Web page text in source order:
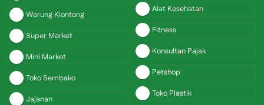
Warung Klontong
Super Market
Mini Market
Toko Sembako
Jajanan
Alat Kesehatan
Fitness
Konsultan Pajak
Petshop
Toko Plastik